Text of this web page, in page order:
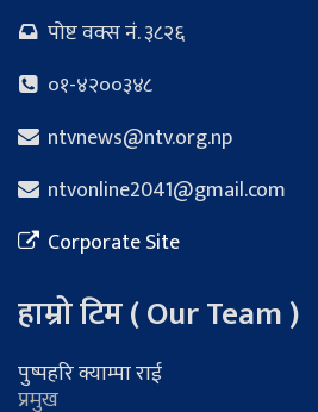
पोष्ट वक्स नं. ३८२६
०१-४२००३४८
ntvnews@ntv.org.np
ntvonline2041@gmail.com
Corporate Site
हाम्रो टिम ( Our Team )
पुष्पहरि क्याम्पा राई
प्रमुख